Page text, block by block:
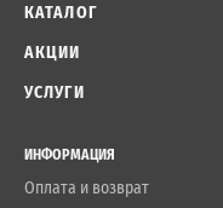
КАТАЛОГ
АКЦИИ
УСЛУГИ
ИНФОРМАЦИЯ
Оплата и возврат